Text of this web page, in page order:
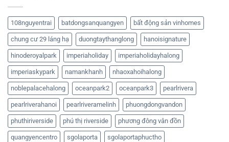
108nguyentrai batdongsanquangyen bất động sản vinhomes
chung cư 29 láng hạ duongtaythanglong hanoisignature
hinoderoyalpark imperiaholiday imperiaholidayhalong
imperiaskypark namankhanh nhaoxahoihalong
noblepalacehalong oceanpark2 oceanpark3 pearlrivera
pearlriverahanoi pearlriveramelinh phuongdongvandon
phuthiriverside phú thị riverside phương đông vân đồn
quangyencentro sgolaporta sgolaportaphuctho